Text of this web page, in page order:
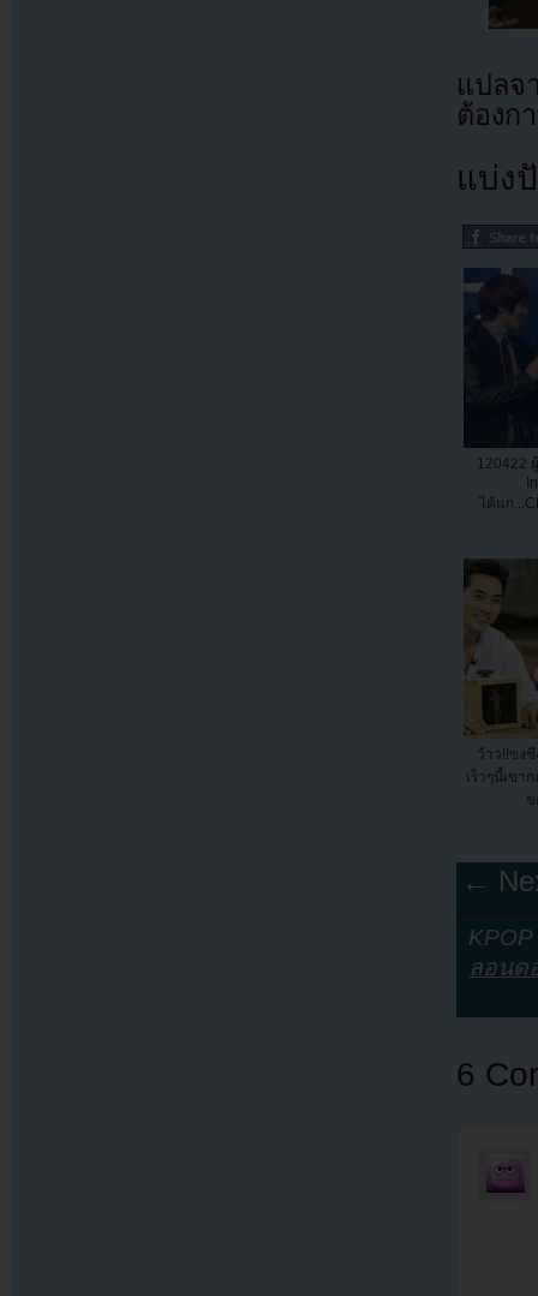
แปล
ต้องก
แบ่ง
120422
ได้แก่
ว้าว!!ซง
เร็วๆนี้เขา
ข
←
ลอนด
6